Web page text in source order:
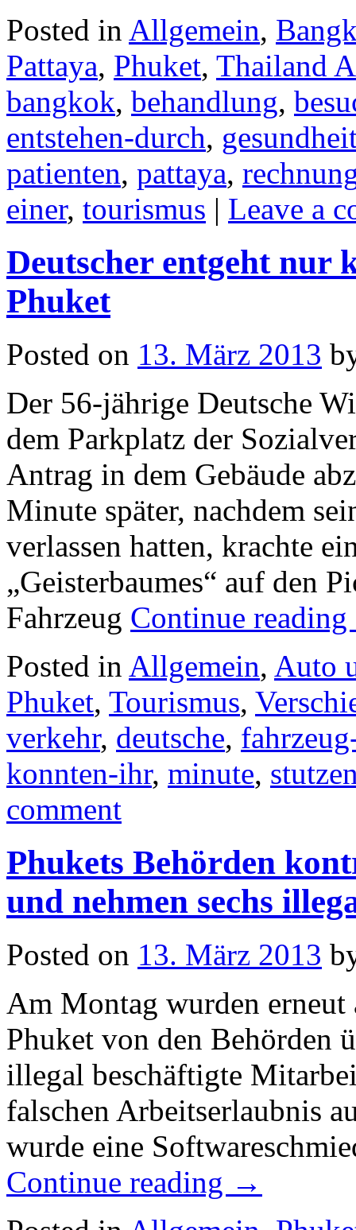
Posted in Allgemein,
Pattaya, Phuket, Thailand
bangkok, behandlung,
entstehen-durch,
patienten, pattaya,
einer, tourismus | Leave a
Deutscher entgeht nur
Phuket
Posted on 13. März 2013
Der 56-jährige Deutsche
dem Parkplatz der
Antrag in dem Gebäude
Minute später, nachdem
verlassen hatten, krachte
„Geisterbaumes“ auf den
Fahrzeug Continue reading
Posted in Allgemein, Auto
Phuket, Tourismus,
verkehr, deutsche,
konnten-ihr, minute,
comment
Phukets Behörden
und nehmen sechs
Posted on 13. März 2013
Am Montag wurden erneut
Phuket von den Behörden
illegal beschäftigte
falschen Arbeitserlaubnis
wurde eine
Continue reading →